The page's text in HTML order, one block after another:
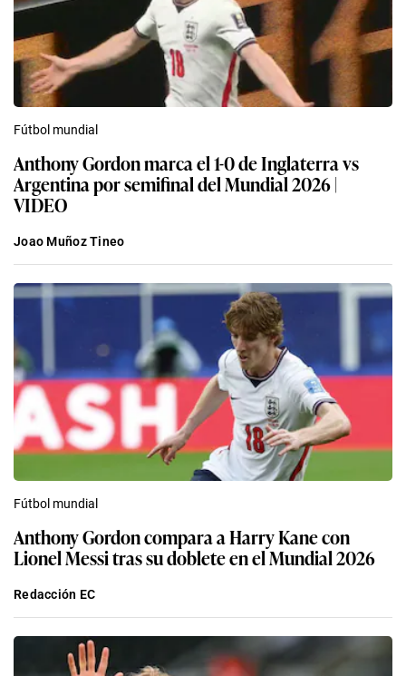
Fútbol mundial
Anthony Gordon marca el 1-0 de Inglaterra vs
Argentina por semifinal del Mundial 2026 |
VIDEO
Joao Muñoz Tineo
Fútbol mundial
Anthony Gordon compara a Harry Kane con
Lionel Messi tras su doblete en el Mundial 2026
Redacción EC